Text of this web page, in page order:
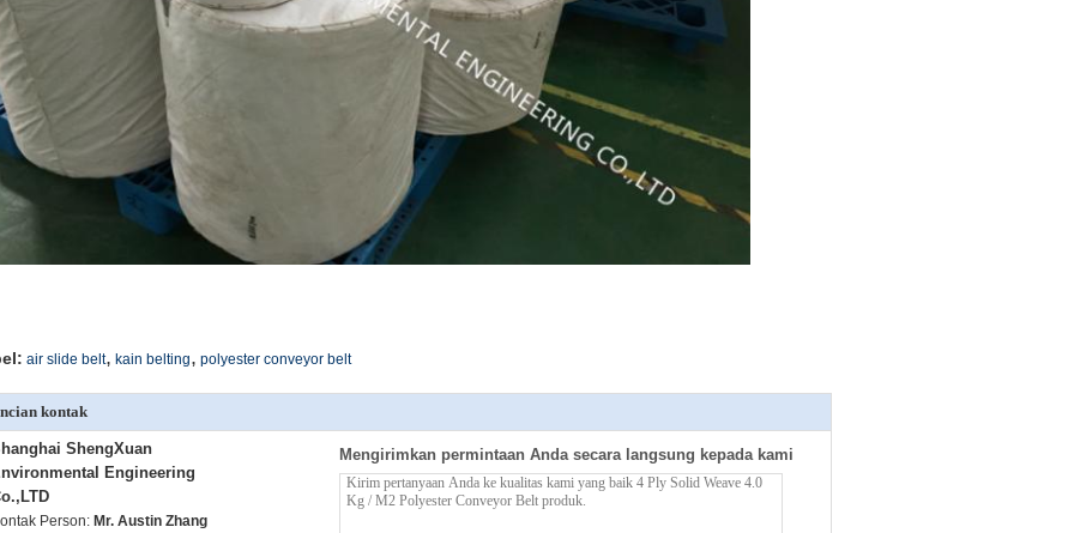
air slide belt, kain belting, polyester conveyor belt
kontak
ShengXuan
Engineering
Person: Mr. Austin Zhang
Mengirimkan permintaan Anda secara langsung kepada kami